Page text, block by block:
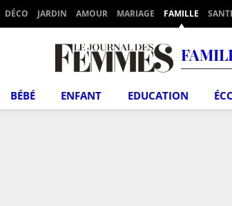
DÉCO JARDIN AMOUR MARIAGE FAMILLE
BÉBÉ ENFANT EDUCATION